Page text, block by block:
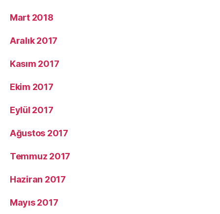
Mart 2018
Aralık 2017
Kasım 2017
Ekim 2017
Eylül 2017
Ağustos 2017
Temmuz 2017
Haziran 2017
Mayıs 2017